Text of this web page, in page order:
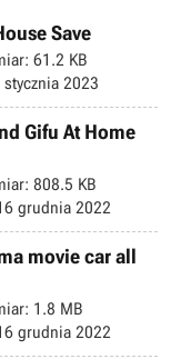
Save
61.2 KB
stycznia 2023
Gifu At Home
808.5 KB
grudnia 2022
movie car all
1.8 MB
grudnia 2022